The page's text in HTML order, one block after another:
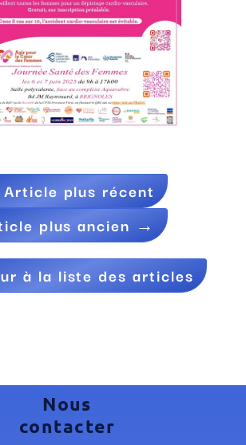
Article plus récent
plus ancien →
à la liste des articles
Nous
contacter